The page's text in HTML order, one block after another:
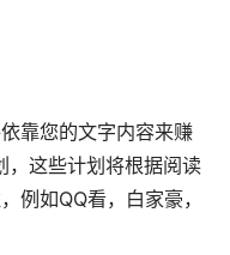
靠您的文字内容来赚
，这些计划将根据阅读
例如QQ看，白家豪，